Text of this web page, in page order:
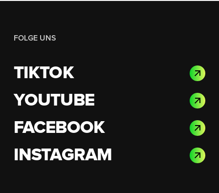
FOLGE UNS
TIKTOK
YOUTUBE
FACEBOOK
INSTAGRAM